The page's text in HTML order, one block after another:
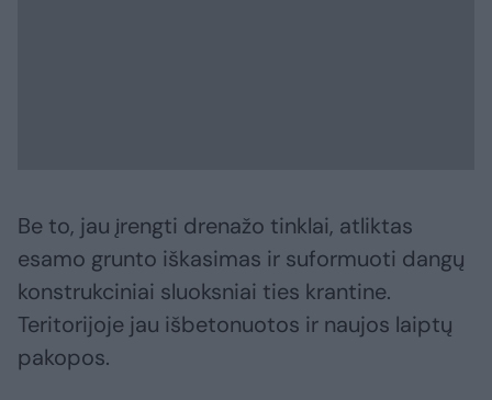
Be to, jau įrengti drenažo tinklai, atliktas
esamo grunto iškasimas ir suformuoti dangų
konstrukciniai sluoksniai ties krantine.
Teritorijoje jau išbetonuotos ir naujos laiptų
pakopos.